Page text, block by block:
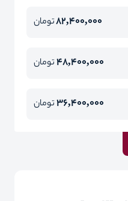
82,400,000تومان
48,400,000تومان
36,400,000تومان